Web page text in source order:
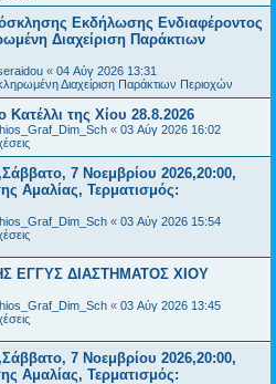
Εκδήλωσης Ενδιαφέροντος
Διαχείριση Παράκτιων
« 04 Αύγ 2026 13:31
Διαχείριση Παράκτιων Περιοχών
Κατέλλι της Χίου 28.8.2026
« 03 Αύγ 2026 16:02
7 Νοεμβρίου 2026,20:00,
Αμαλίας, Τερματισμός:
« 03 Αύγ 2026 15:54
ΕΓΓΥΣ ΔΙΑΣΤΗΜΑΤΟΣ ΧΙΟΥ
« 03 Αύγ 2026 13:45
7 Νοεμβρίου 2026,20:00,
Αμαλίας, Τερματισμός: